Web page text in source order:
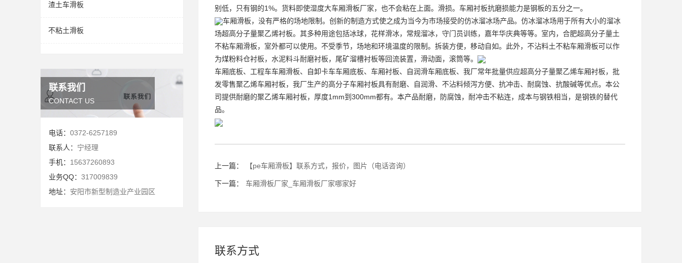
渣土车滑板
不粘土滑板
联系我们
CONTACT US
电话： 0372-6257189
联系人： 宁经理
手机： 15637260893
业务QQ： 317009839
地址： 安阳市新型制造业产业园区
别低，只有钢的1%。货料即使湿度大车厢滑板厂家，也不会粘在上面。滑损。车厢衬板抗磨损能力是钢板的五分之一。
车厢滑板，没有严格的场地限制。创新的制造方式使之成为当今为市场接受的仿冰溜冰场产品。仿冰溜冰场用于所有大小的溜冰
场超高分子量聚乙烯衬板。其多种用途包括冰球，花样滑冰，常规溜冰，守门员训练，嘉年华庆典等等。室内，合肥超高分子量土
不粘车厢滑板，室外都可以使用。不受季节，场地和环境温度的限制。拆装方便，移动自如。此外，不沾料土不粘车厢滑板可以作
为煤粉料仓衬板，水泥料斗耐磨衬板，尾矿溜槽衬板等回流装置，滑动面，滚筒等。
车厢底板、工程车车厢滑板、自卸卡车车厢底板、车厢衬板、自润滑车厢底板、我厂常年批量供应超高分子量聚乙烯车厢衬板，批
发零售聚乙烯车厢衬板，我厂生产的高分子车厢衬板具有耐磨、自润滑、不沾料倾泻方便、抗冲击、耐腐蚀、抗酸碱等优点。本公
司提供耐磨的聚乙烯车厢衬板，厚度1mm到300mm都有。本产品耐磨，防腐蚀，耐冲击不粘连，成本与钢铁相当，是钢铁的替代
品。
上一篇： 【pe车厢滑板】联系方式，报价，图片（电话咨询）
下一篇： 车厢滑板厂家_车厢滑板厂家哪家好
联系方式